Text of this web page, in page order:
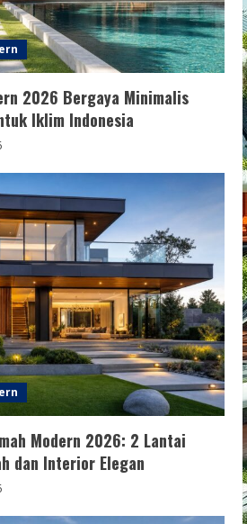
2026 Bergaya Minimalis
Iklim Indonesia
Modern 2026: 2 Lantai
dan Interior Elegan